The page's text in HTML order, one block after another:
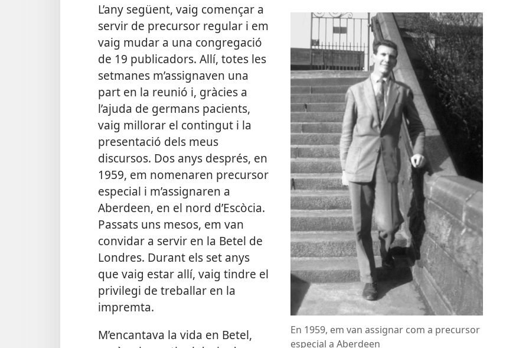
En 1959, em van assignar com a precursor
especial a Aberdeen
L’any següent, vaig començar a
servir de precursor regular i em
vaig mudar a una congregació
de 19 publicadors. Allí, totes les
setmanes m’assignaven una
part en la reunió i, gràcies a
l’ajuda de germans pacients,
vaig millorar el contingut i la
presentació dels meus
discursos. Dos anys després, en
1959, em nomenaren precursor
especial i m’assignaren a
Aberdeen, en el nord d’Escòcia.
Passats uns mesos, em van
convidar a servir en la Betel de
Londres. Durant els set anys
que vaig estar allí, vaig tindre el
privilegi de treballar en la
impremta.
M’encantava la vida en Betel,